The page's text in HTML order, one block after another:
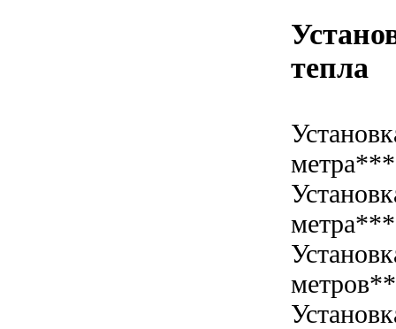
тепла
метра***
метра***